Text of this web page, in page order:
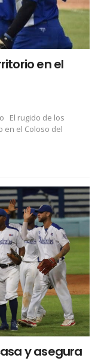
en el
El rugido de los
en el Coloso del
y asegura